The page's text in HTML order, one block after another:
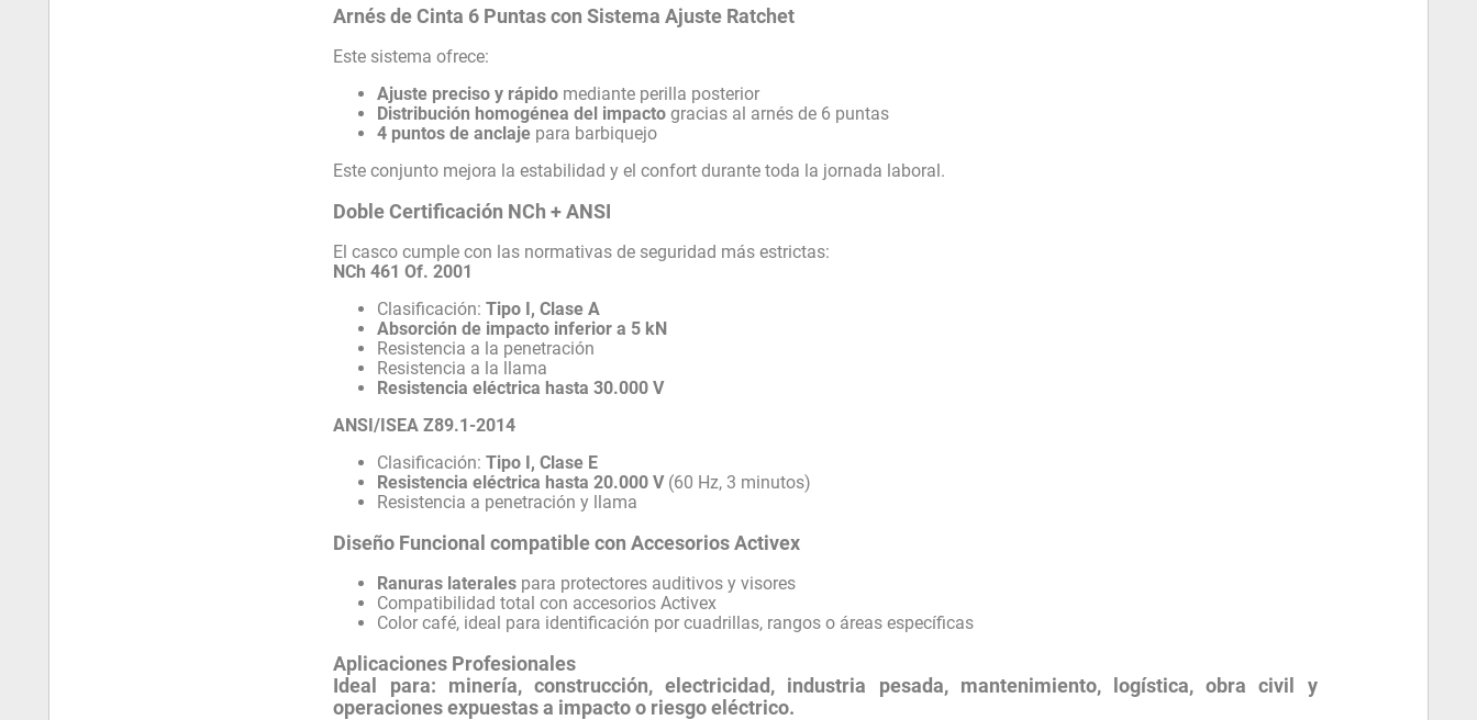
Arnés de Cinta 6 Puntas con Sistema Ajuste Ratchet
Este sistema ofrece:
Ajuste preciso y rápido mediante perilla posterior
Distribución homogénea del impacto gracias al arnés de 6 puntas
4 puntos de anclaje para barbiquejo
Este conjunto mejora la estabilidad y el confort durante toda la jornada laboral.
Doble Certificación NCh + ANSI
El casco cumple con las normativas de seguridad más estrictas:
NCh 461 Of. 2001
Clasificación:Tipo I, Clase A
Absorción de impacto inferior a 5 kN
Resistencia a la penetración
Resistencia a la llama
Resistencia eléctrica hasta 30.000 V
ANSI/ISEA Z89.1-2014
Clasificación:Tipo I, Clase E
Resistencia eléctrica hasta 20.000 V(60 Hz, 3 minutos)
Resistencia a penetración y llama
Diseño Funcional compatible con Accesorios Activex
Ranuras laterales para protectores auditivos y visores
Compatibilidad total con accesorios Activex
Color café, ideal para identificación por cuadrillas, rangos o áreas específicas
Aplicaciones Profesionales
Ideal para: minería, construcción, electricidad, industria pesada, mantenimiento, logística, obra civil y
operaciones expuestas a impacto o riesgo eléctrico.